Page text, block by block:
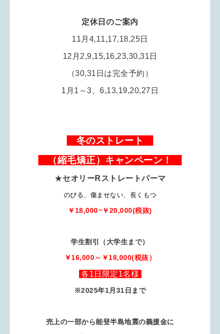
定休日のご案内
11月4,11,17,18,25日
12月2,9,15,16,23,30,31日
（30,31日は完全予約）
1月1～3、6,13,19,20,27日
冬のストレート
（縮毛矯正）キャンペーン！
★セオリーRストレートパーマ
のびる、傷ませない、長くもつ
￥18,000~￥20,000(税抜)
学生割引（大学生まで）
￥16,000～￥18,000(税抜）
各1日限定1名様
※2025年1月31日まで
売上の一部から能登半島地震の義援金に